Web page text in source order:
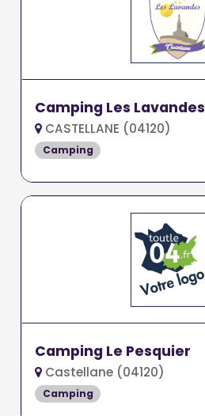
Camping Les Lavandes
CASTELLANE (04120)
Camping
Camping Le Pesquier
Castellane (04120)
Camping